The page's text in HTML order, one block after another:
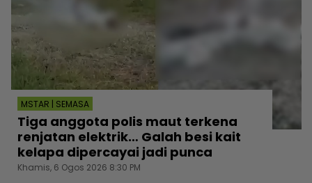
MSTAR | SEMASA
Tiga anggota polis maut terkena
renjatan elektrik… Galah besi kait
kelapa dipercayai jadi punca
Khamis, 6 Ogos 2026 8:30 PM